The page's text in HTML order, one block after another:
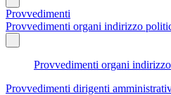
Provvedimenti
Provvedimenti organi indirizzo
Provvedimenti organi
Provvedimenti dirigenti